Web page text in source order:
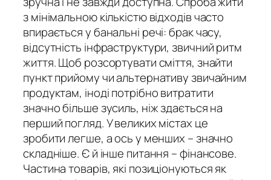
з мінімальною кількістю відходів часто
впирається у банальні речі: брак часу,
відсутність інфраструктури, звичний ритм
життя. Щоб розсортувати сміття, знайти
пункт прийому чи альтернативу звичайним
продуктам, іноді потрібно витратити
значно більше зусиль, ніж здається на
перший погляд. У великих містах це
зробити легше, а ось у менших – значно
складніше. Є й інше питання – фінансове.
Частина товарів, які позиціонуються як